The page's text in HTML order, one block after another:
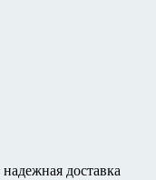
доставка